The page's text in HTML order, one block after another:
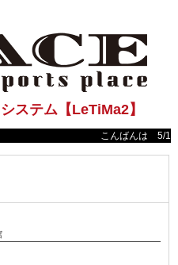
ステム【LeTiMa2】
こんばんは 5/18(